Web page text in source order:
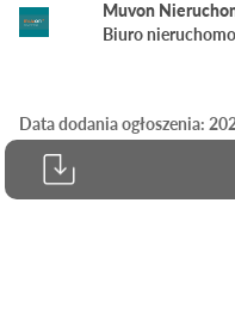
Muvon
Biuro
Data dodania ogłoszenia: